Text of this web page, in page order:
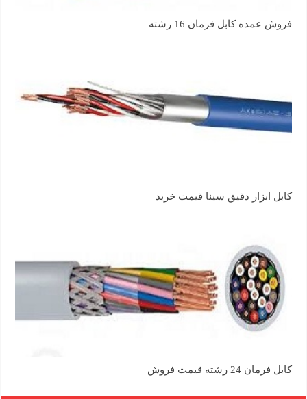
فروش عمده کابل فرمان 16 رشته
کابل ابزار دقیق سینا قیمت خرید
کابل فرمان 24 رشته قیمت فروش